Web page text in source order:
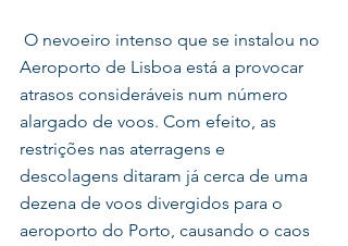
Aeroporto de Lisboa está a provocar
atrasos consideráveis num número
alargado de voos. Com efeito, as
restrições nas aterragens e
descolagens ditaram já cerca de uma
dezena de voos divergidos para o
aeroporto do Porto, causando o caos